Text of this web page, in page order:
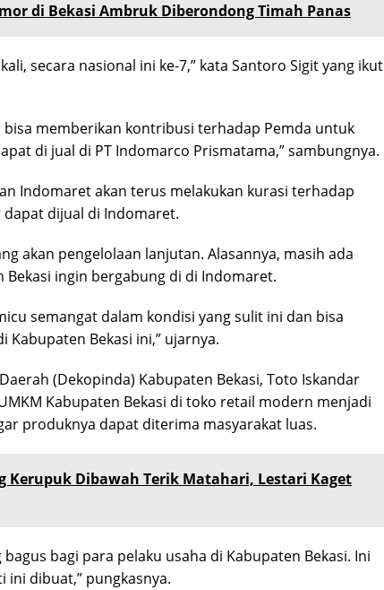
di Bekasi Ambruk Diberondong Timah Panas
secara nasional ini ke-7,” kata Santoro Sigit yang ikut
bisa memberikan kontribusi terhadap Pemda untuk
di jual di PT Indomarco Prismatama,” sambungnya.
Indomaret akan terus melakukan kurasi terhadap
dapat dijual di Indomaret.
akan pengelolaan lanjutan. Alasannya, masih ada
Bekasi ingin bergabung di di Indomaret.
semangat dalam kondisi yang sulit ini dan bisa
Kabupaten Bekasi ini,” ujarnya.
(Dekopinda) Kabupaten Bekasi, Toto Iskandar
Kabupaten Bekasi di toko retail modern menjadi
produknya dapat diterima masyarakat luas.
Kerupuk Dibawah Terik Matahari, Lestari Kaget
bagi para pelaku usaha di Kabupaten Bekasi. Ini
dibuat,” pungkasnya.